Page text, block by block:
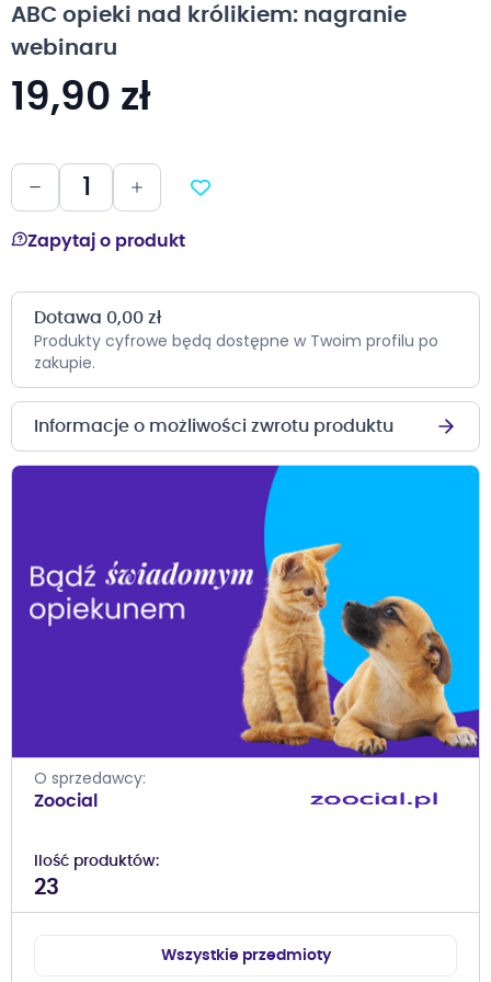
galerii
ABC opieki nad królikiem: nagranie
webinaru
19,90 zł
Zapytaj o produkt
Dotawa 0,00 zł
Produkty cyfrowe będą dostępne w Twoim profilu po
zakupie.
Informacje o możliwości zwrotu produktu
O sprzedawcy
Zoocial
Ilość produktów
23
Wszystkie przedmioty